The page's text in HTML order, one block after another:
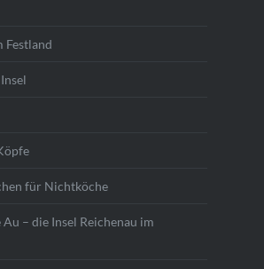
Festland
für Nichtköche
– die Insel Reichenau im